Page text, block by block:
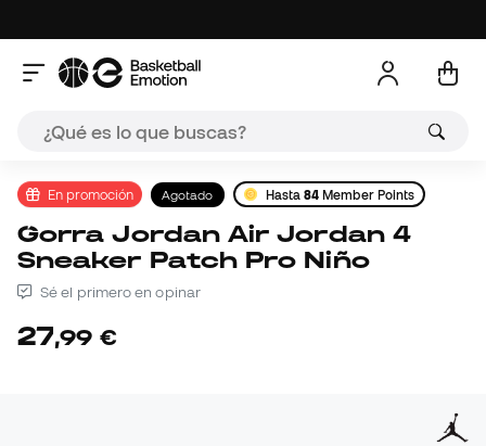
En promoción Agotado Hasta84 Member Points
Gorra Jordan Air Jordan 4
Sneaker Patch Pro Niño
Sé el primero en opinar
27,99 €